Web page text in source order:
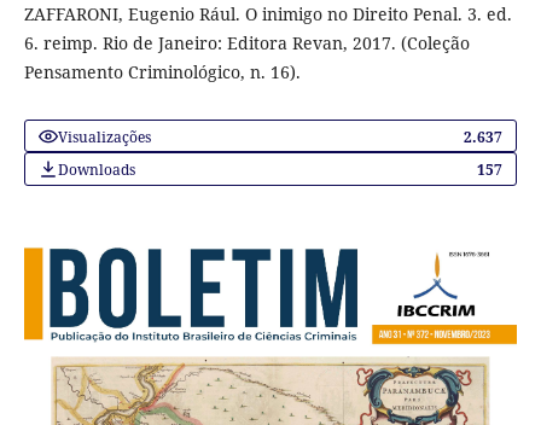
ZAFFARONI, Eugenio Rául. O inimigo no Direito Penal. 3. ed.
6. reimp. Rio de Janeiro: Editora Revan, 2017. (Coleção
Pensamento Criminológico, n. 16).
Visualizações
2.637
Downloads
157